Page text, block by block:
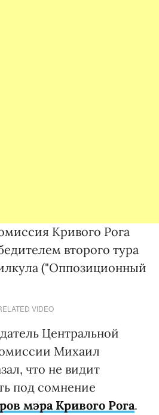
Кривого Рога
второго тура
("Оппозиционный
VIDEO
Центральной
Михаил
что не видит
под сомнение
мэра Кривого Рога.